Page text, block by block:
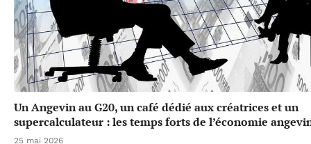
Un Angevin au G20, un café dédié aux créatrices et un
supercalculateur : les temps forts de l’économie
25 mai 2026